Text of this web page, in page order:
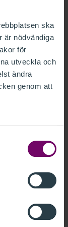
ska
är nödvändiga
för
utveckla och
ändra
genom att